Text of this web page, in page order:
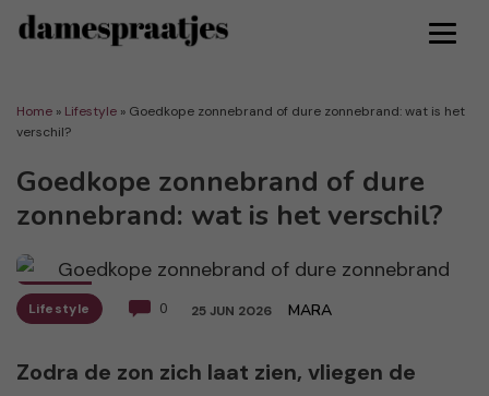
Home » Lifestyle » Goedkope zonnebrand of dure zonnebrand: wat is het
verschil?
Goedkope zonnebrand of dure
zonnebrand: wat is het verschil?
Lifestyle 0 25 JUN 2026 MARA
Zodra de zon zich laat zien, vliegen de